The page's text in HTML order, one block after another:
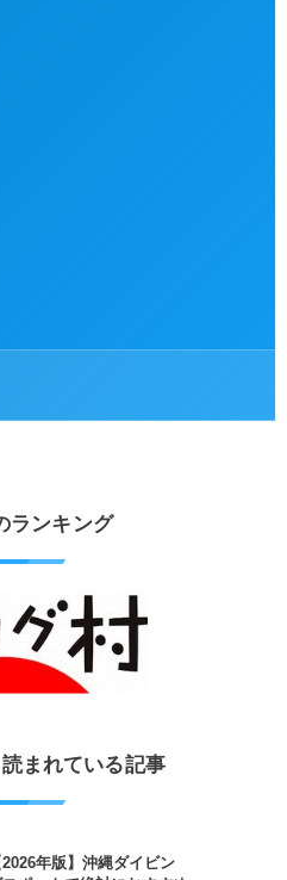
ランキング
読まれている記事
2026年版】沖縄ダイビン